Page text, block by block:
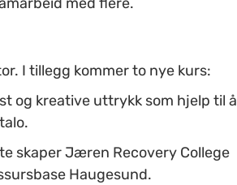
I tillegg kommer to nye kurs:
og kreative uttrykk som hjelp til å
skaper Jæren Recovery College
Haugesund.